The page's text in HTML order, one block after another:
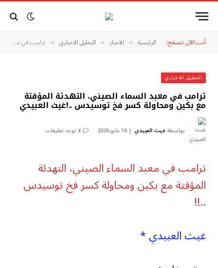
أنت الآن تتصفح: الرئيسية » الاخبار » التحليل الاخباري » ترامب في معبد السماء الصيني، التهدئة المؤقتة مع بكين ومحاولة كسر فخ توسيدس ..!غيث العبيدي
التحليل الاخباري
ترامب في معبد السماء الصيني، التهدئة المؤقتة
مع بكين ومحاولة كسر فخ توسيدس ..!غيث العبيدي
بواسطةغيث العبيدي 16 مايو,2026 لا توجد تعليقات
ترامب في معبد السماء الصيني، التهدئة
المؤقتة مع بكين ومحاولة كسر فخ توسيدس
..!!
غيث العبيدي *